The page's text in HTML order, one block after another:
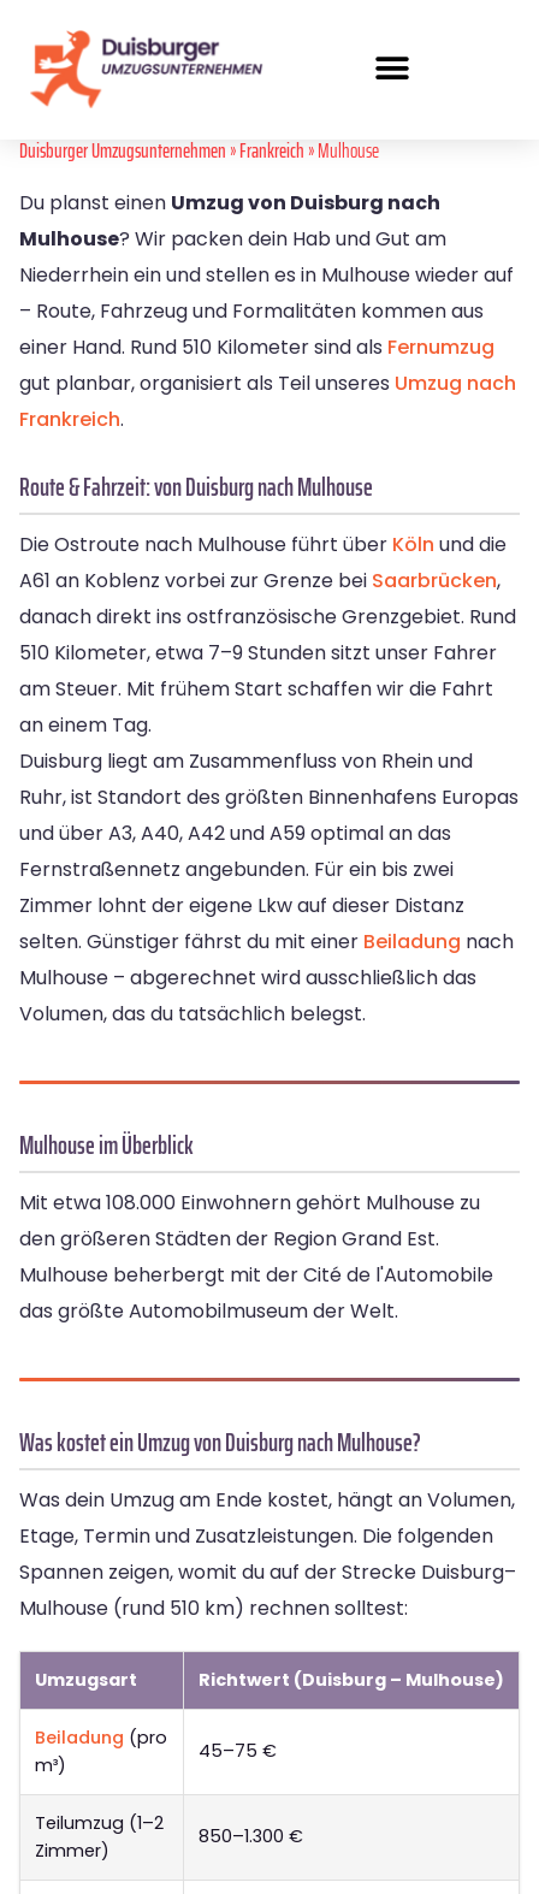
Duisburger Umzugsunternehmen»Frankreich» Mulhouse
Du planst einen Umzug von Duisburg nach
Mulhouse? Wir packen dein Hab und Gut am
Niederrhein ein und stellen es in Mulhouse wieder auf
– Route, Fahrzeug und Formalitäten kommen aus
einer Hand. Rund 510 Kilometer sind als Fernumzug
gut planbar, organisiert als Teil unseres Umzug nach
Frankreich.
Route & Fahrzeit: von Duisburg nach Mulhouse
Die Ostroute nach Mulhouse führt über Köln und die
A61 an Koblenz vorbei zur Grenze bei Saarbrücken,
danach direkt ins ostfranzösische Grenzgebiet. Rund
510 Kilometer, etwa 7–9 Stunden sitzt unser Fahrer
am Steuer. Mit frühem Start schaffen wir die Fahrt
an einem Tag.
Duisburg liegt am Zusammenfluss von Rhein und
Ruhr, ist Standort des größten Binnenhafens Europas
und über A3, A40, A42 und A59 optimal an das
Fernstraßennetz angebunden. Für ein bis zwei
Zimmer lohnt der eigene Lkw auf dieser Distanz
selten. Günstiger fährst du mit einer Beiladung nach
Mulhouse – abgerechnet wird ausschließlich das
Volumen, das du tatsächlich belegst.
Mulhouse im Überblick
Mit etwa 108.000 Einwohnern gehört Mulhouse zu
den größeren Städten der Region Grand Est.
Mulhouse beherbergt mit der Cité de l'Automobile
das größte Automobilmuseum der Welt.
Was kostet ein Umzug von Duisburg nach Mulhouse?
Was dein Umzug am Ende kostet, hängt an Volumen,
Etage, Termin und Zusatzleistungen. Die folgenden
Spannen zeigen, womit du auf der Strecke Duisburg–
Mulhouse (rund 510 km) rechnen solltest:
Umzugsart Richtwert (Duisburg – Mulhouse)
Beiladung (pro
m³)
45–75 €
Teilumzug (1–2
Zimmer)
850–1.300 €